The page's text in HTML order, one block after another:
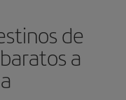
de
a